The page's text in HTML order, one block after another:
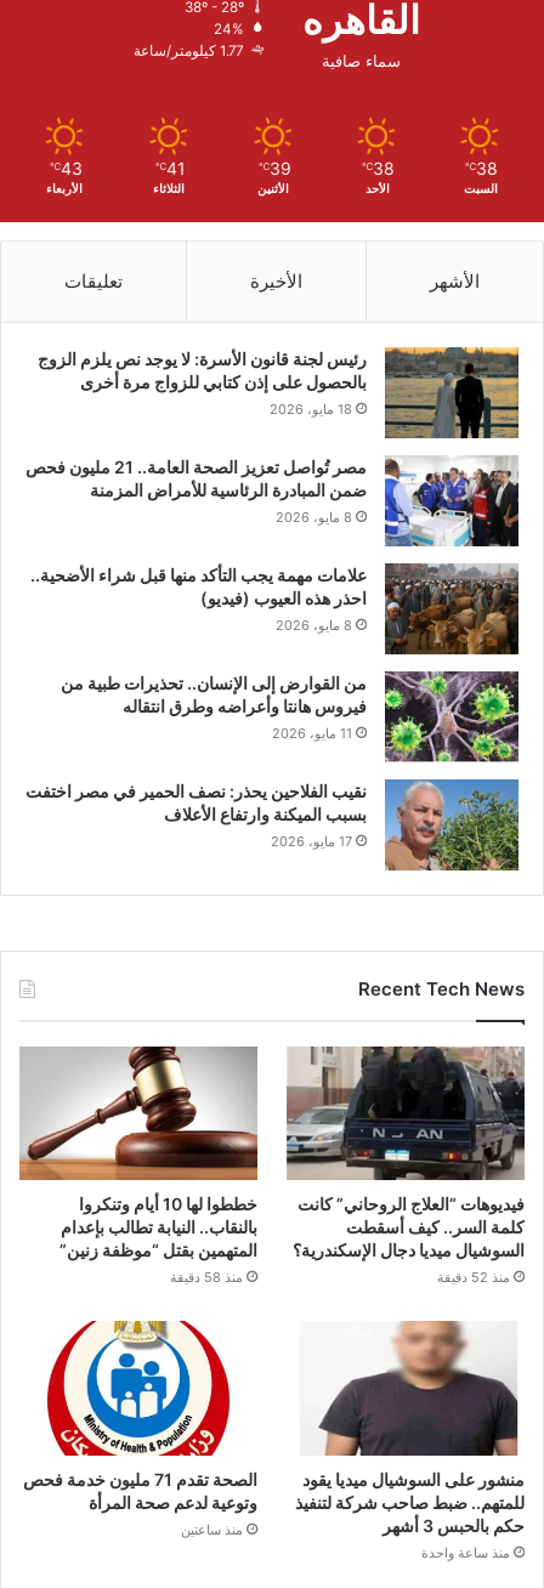
القاهره
سماء صافية
24%
1.77 كيلومتر/ساعة
38
℃
السبت
38
℃
الأحد
39
℃
الأثنين
41
℃
الثلاثاء
43
℃
الأربعاء
الأشهر الأخيرة تعليقات
رئيس لجنة قانون الأسرة: لا يوجد نص يلزم الزوج
بالحصول على إذن كتابي للزواج مرة أخرى
18 مايو، 2026
مصر تُواصل تعزيز الصحة العامة.. 21 مليون فحص
ضمن المبادرة الرئاسية للأمراض المزمنة
8 مايو، 2026
علامات مهمة يجب التأكد منها قبل شراء الأضحية..
احذر هذه العيوب (فيديو)
8 مايو، 2026
من القوارض إلى الإنسان.. تحذيرات طبية من
فيروس هانتا وأعراضه وطرق انتقاله
11 مايو، 2026
نقيب الفلاحين يحذر: نصف الحمير في مصر اختفت
بسبب الميكنة وارتفاع الأعلاف
17 مايو، 2026
Recent Tech News
فيديوهات “العلاج الروحاني” كانت
كلمة السر.. كيف أسقطت
السوشيال ميديا دجال الإسكندرية؟
منذ 52 دقيقة
خططوا لها 10 أيام وتنكروا
بالنقاب.. النيابة تطالب بإعدام
المتهمين بقتل “موظفة زنين”
منذ 58 دقيقة
منشور على السوشيال ميديا يقود
للمتهم.. ضبط صاحب شركة لتنفيذ
حكم بالحبس 3 أشهر
منذ ساعة واحدة
الصحة تقدم 71 مليون خدمة فحص
وتوعية لدعم صحة المرأة
منذ ساعتين